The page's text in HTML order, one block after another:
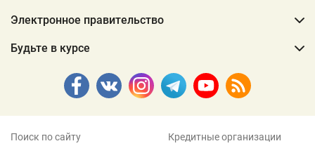
Электронное правительство
Будьте в курсе
Поиск по сайту Кредитные организации